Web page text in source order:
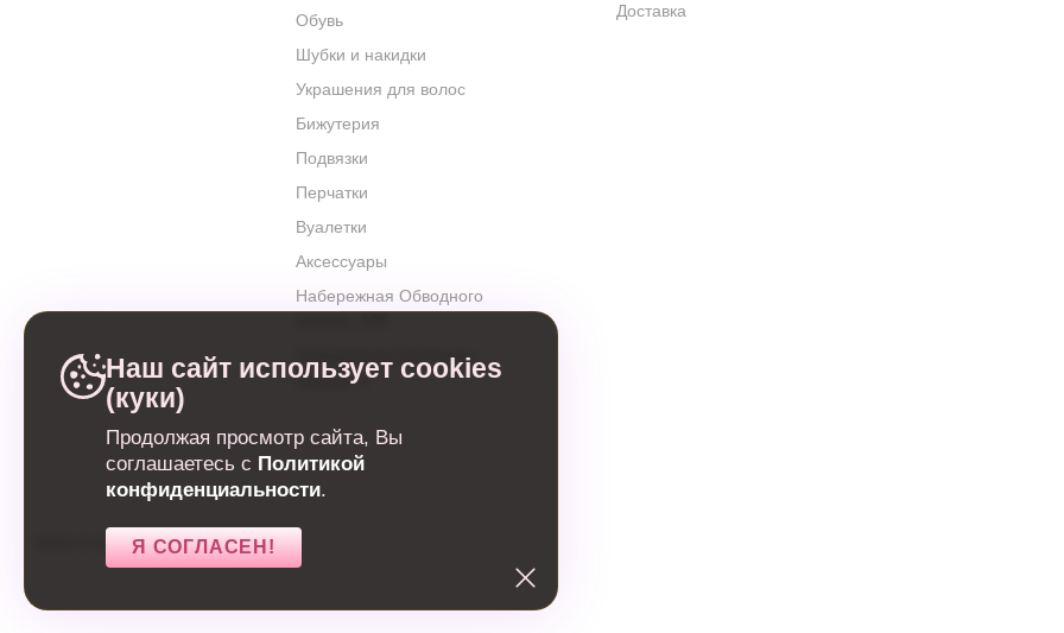
Обувь
Шубки и накидки
Украшения для волос
Бижутерия
Подвязки
Перчатки
Вуалетки
Аксессуары
Набережная Обводного
Набережная Матисова
канала, 3
Доставка
Свадебный салон
Наш сайт использует cookies
(куки)
Продолжая просмотр сайта, Вы
соглашаетесь с Политикой
конфиденциальности.
Я СОГЛАСЕН!